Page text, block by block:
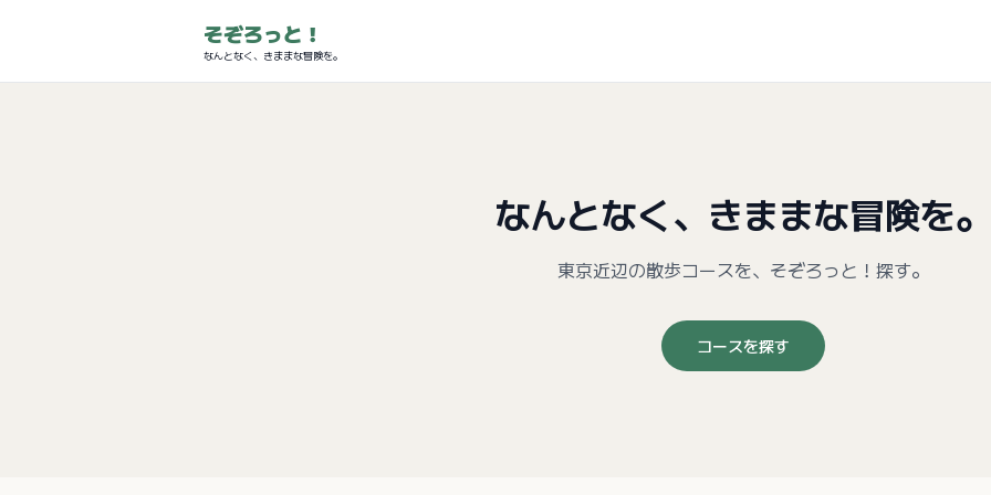
そぞろっと！
なんとなく、きままな冒険を。
なんとなく、きままな冒険を。
東京近辺の散歩コースを、そぞろっと！探す。
コースを探す